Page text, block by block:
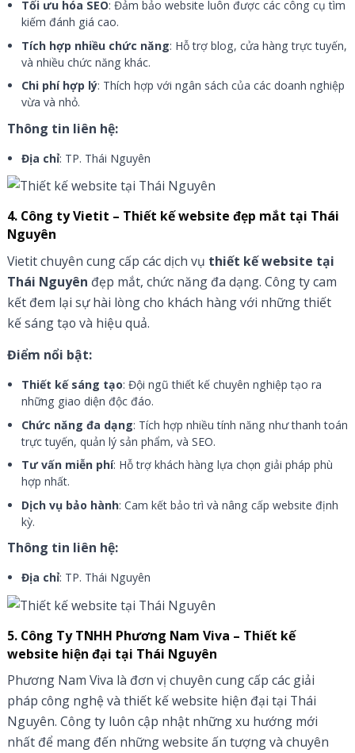
Tối ưu hóa SEO: Đảm bảo website luôn được các công cụ tìm
kiếm đánh giá cao.
Tích hợp nhiều chức năng: Hỗ trợ blog, cửa hàng trực tuyến,
và nhiều chức năng khác.
Chi phí hợp lý: Thích hợp với ngân sách của các doanh nghiệp
vừa và nhỏ.
Thông tin liên hệ:
Địa chỉ: TP. Thái Nguyên
4. Công ty Vietit – Thiết kế website đẹp mắt tại Thái
Nguyên
Vietit chuyên cung cấp các dịch vụ thiết kế website tại
Thái Nguyên đẹp mắt, chức năng đa dạng. Công ty cam
kết đem lại sự hài lòng cho khách hàng với những thiết
kế sáng tạo và hiệu quả.
Điểm nổi bật:
Thiết kế sáng tạo: Đội ngũ thiết kế chuyên nghiệp tạo ra
những giao diện độc đáo.
Chức năng đa dạng: Tích hợp nhiều tính năng như thanh toán
trực tuyến, quản lý sản phẩm, và SEO.
Tư vấn miễn phí: Hỗ trợ khách hàng lựa chọn giải pháp phù
hợp nhất.
Dịch vụ bảo hành: Cam kết bảo trì và nâng cấp website định
kỳ.
Thông tin liên hệ:
Địa chỉ: TP. Thái Nguyên
5. Công Ty TNHH Phương Nam Viva – Thiết kế
website hiện đại tại Thái Nguyên
Phương Nam Viva là đơn vị chuyên cung cấp các giải
pháp công nghệ và thiết kế website hiện đại tại Thái
Nguyên. Công ty luôn cập nhật những xu hướng mới
nhất để mang đến những website ấn tượng và chuyên